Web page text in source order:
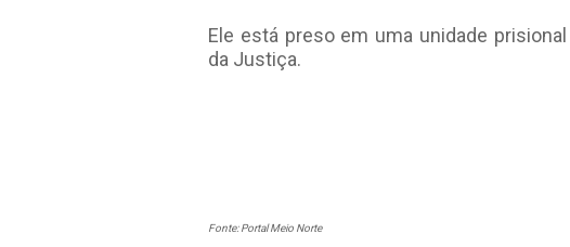
Ele está preso em uma unidade
da Justiça.
Fonte: Portal Meio Norte